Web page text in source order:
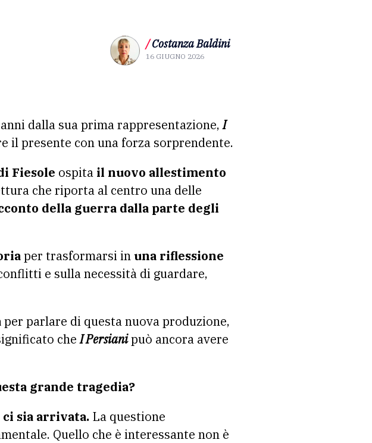
/ Costanza Baldini
16 GIUGNO 2026
anni dalla sua prima rappresentazione,I
il presente con una forza sorprendente.
Fiesole ospita il nuovo allestimento
che riporta al centro una delle
della guerra dalla parte degli
per trasformarsi inuna riflessione
e sulla necessità di guardare,
per parlare di questa nuova produzione,
cheI Persianipuò ancora avere
grande tragedia?
sia arrivata. La questione
Quello che è interessante non è